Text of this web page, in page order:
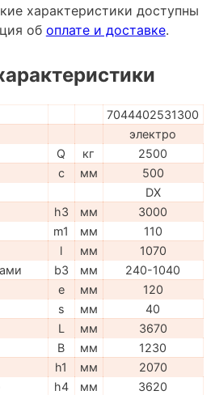
характеристики доступны
об оплате и доставке.
7044402531300
электро
Q кг
2500
c мм
500
DX
h3 мм
3000
m1 мм
110
l мм
1070
b3 мм
240-1040
e мм
120
s мм
40
L мм
3670
B мм
1230
h1 мм
2070
h4 мм
3620